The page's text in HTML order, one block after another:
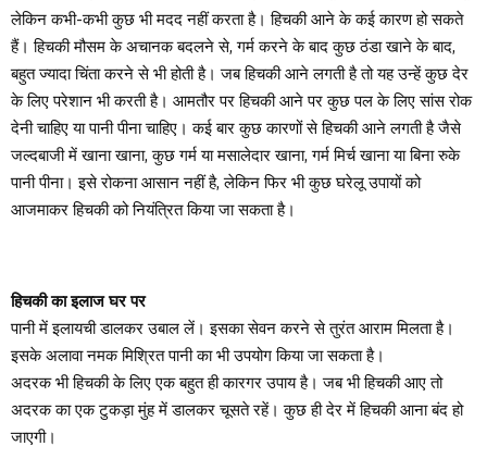
लेकिन कभी-कभी कुछ भी मदद नहीं करता है। हिचकी आने के कई कारण हो सकते
हैं। हिचकी मौसम के अचानक बदलने से, गर्म करने के बाद कुछ ठंडा खाने के बाद,
बहुत ज्यादा चिंता करने से भी होती है। जब हिचकी आने लगती है तो यह उन्हें कुछ देर
के लिए परेशान भी करती है। आमतौर पर हिचकी आने पर कुछ पल के लिए सांस रोक
देनी चाहिए या पानी पीना चाहिए। कई बार कुछ कारणों से हिचकी आने लगती है जैसे
जल्दबाजी में खाना खाना, कुछ गर्म या मसालेदार खाना, गर्म मिर्च खाना या बिना रुके
पानी पीना। इसे रोकना आसान नहीं है, लेकिन फिर भी कुछ घरेलू उपायों को
आजमाकर हिचकी को नियंत्रित किया जा सकता है।
हिचकी का इलाज घर पर
पानी में इलायची डालकर उबाल लें। इसका सेवन करने से तुरंत आराम मिलता है।
इसके अलावा नमक मिश्रित पानी का भी उपयोग किया जा सकता है।
अदरक भी हिचकी के लिए एक बहुत ही कारगर उपाय है। जब भी हिचकी आए तो
अदरक का एक टुकड़ा मुंह में डालकर चूसते रहें। कुछ ही देर में हिचकी आना बंद हो
जाएगी।